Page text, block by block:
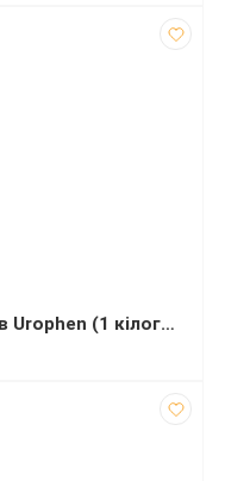
Чистячий засіб для санвузлів Urophen (1 кілограм)